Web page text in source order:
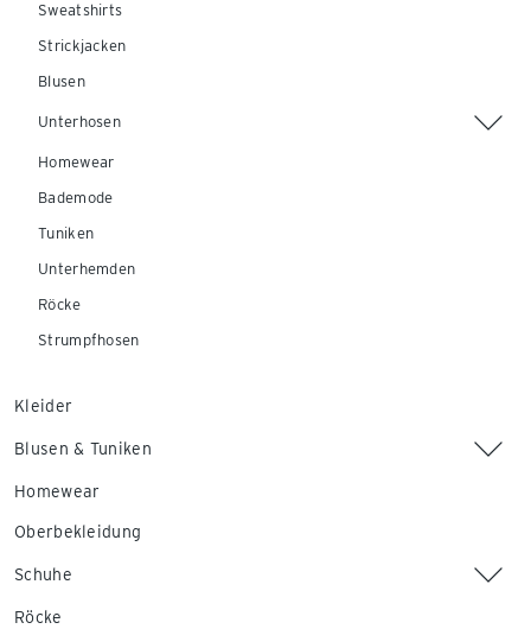
Sweatshirts
Strickjacken
Blusen
Unterhosen
Homewear
Bademode
Tuniken
Unterhemden
Röcke
Strumpfhosen
Kleider
Blusen & Tuniken
Homewear
Oberbekleidung
Schuhe
Röcke